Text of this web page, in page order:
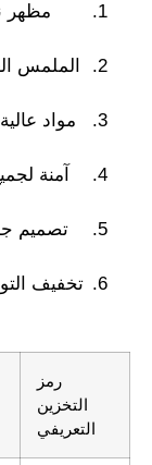
مظهر
الملمس
مواد
آمنة
تصميم
تخفيف
رمز
التخزين
التعريفي